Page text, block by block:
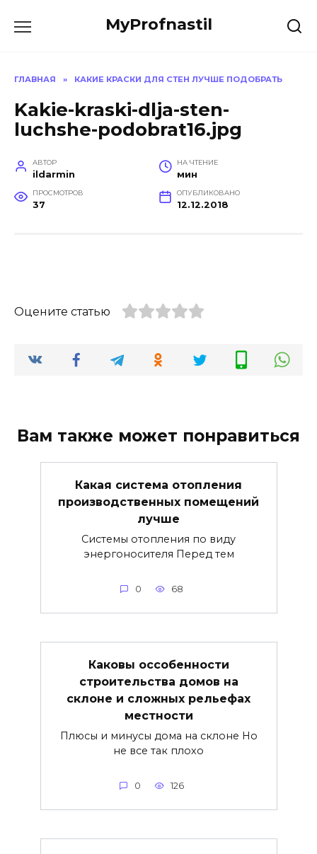
MyProfnastil
ГЛАВНАЯ » КАКИЕ КРАСКИ ДЛЯ СТЕН ЛУЧШЕ ПОДОБРАТЬ
Kakie-kraski-dlja-sten-
luchshe-podobrat16.jpg
АВТОР
ildarmin
НА ЧТЕНИЕ
мин
ПРОСМОТРОВ
37
ОПУБЛИКОВАНО
12.12.2018
Оцените статью
Вам также может понравиться
Какая система отопления
производственных помещений
лучше
Системы отопления по виду
энергоносителя Перед тем
0 68
Каковы оссобенности
строительства домов на
склоне и сложных рельефах
местности
Плюсы и минусы дома на склоне Но
не все так плохо
0 126